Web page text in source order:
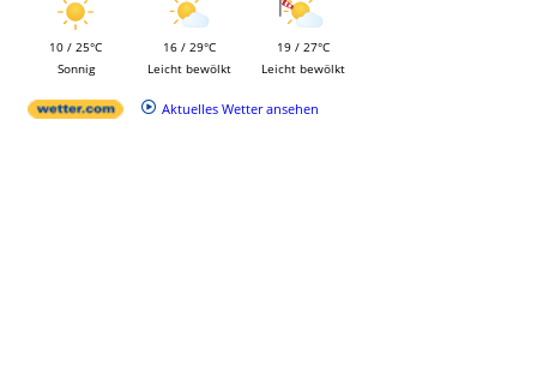
10 / 25°C
Sonnig
16 / 29°C
Leicht bewölkt
19 / 27°C
Leicht bewölkt
Aktuelles Wetter ansehen